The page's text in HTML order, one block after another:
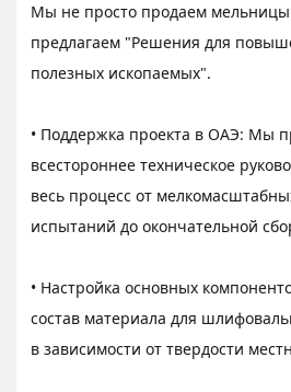
Мы не просто продаем
предлагаем "Решения для
полезных ископаемых".
• Поддержка проекта в ОАЭ: Мы
всестороннее техническое
весь процесс от
испытаний до окончательной
• Настройка основных
состав материала для
в зависимости от твердости